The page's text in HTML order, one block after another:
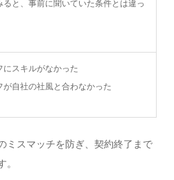
ると、事前に聞いていた条件とは違っ
にスキルがなかった
が自社の社風と合わなかった
ミスマッチを防ぎ、契約終了まで
。